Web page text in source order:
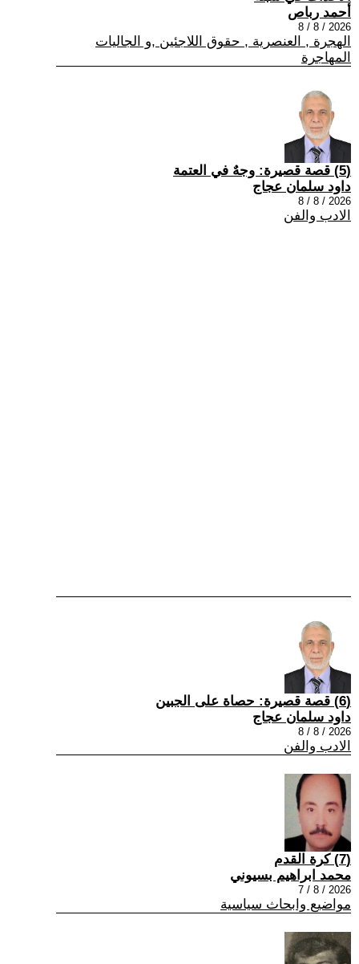
أحمد رباص
2026 / 8 / 8
الهجرة , العنصرية , حقوق اللاجئين ,و الجاليات
المهاجرة
(5) قصة قصيرة: وجهٌ في العتمة
داود سلمان عجاج
2026 / 8 / 8
الادب والفن
(6) قصة قصيرة: حصاة على الجبين
داود سلمان عجاج
2026 / 8 / 8
الادب والفن
(7) كرة القدم
محمد ابراهيم بسيوني
2026 / 8 / 7
مواضيع وابحاث سياسية